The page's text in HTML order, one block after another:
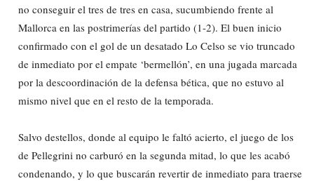
no conseguir el tres de tres en casa, sucumbiendo frente al
Mallorca en las postrimerías del partido (1-2). El buen inicio
confirmado con el gol de un desatado Lo Celso se vio truncado
de inmediato por el empate ‘bermellón’, en una jugada marcada
por la descoordinación de la defensa bética, que no estuvo al
mismo nivel que en el resto de la temporada.
Salvo destellos, donde al equipo le faltó acierto, el juego de los
de Pellegrini no carburó en la segunda mitad, lo que les acabó
condenando, y lo que buscarán revertir de inmediato para traerse